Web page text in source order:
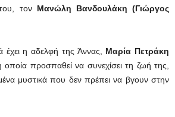
τον Μανώλη Βανδουλάκη (Γιώργος
έχει η αδελφή της Άννας, Μαρία Πετράκη
οποία προσπαθεί να συνεχίσει τη ζωή της,
μυστικά που δεν πρέπει να βγουν στην